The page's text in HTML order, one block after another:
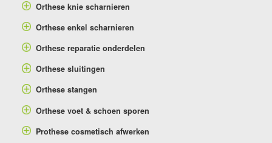
Orthese knie scharnieren
Orthese enkel scharnieren
Orthese reparatie onderdelen
Orthese sluitingen
Orthese stangen
Orthese voet & schoen sporen
Prothese cosmetisch afwerken